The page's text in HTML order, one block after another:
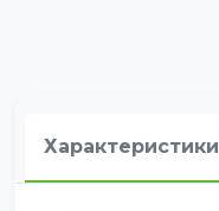
Характеристики